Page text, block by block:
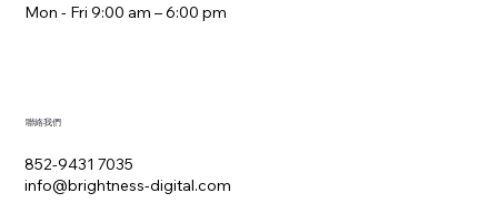
Mon - Fri 9:00 am – 6:00 pm
聯絡我們
852-9431 7035
info@brightness-digital.com